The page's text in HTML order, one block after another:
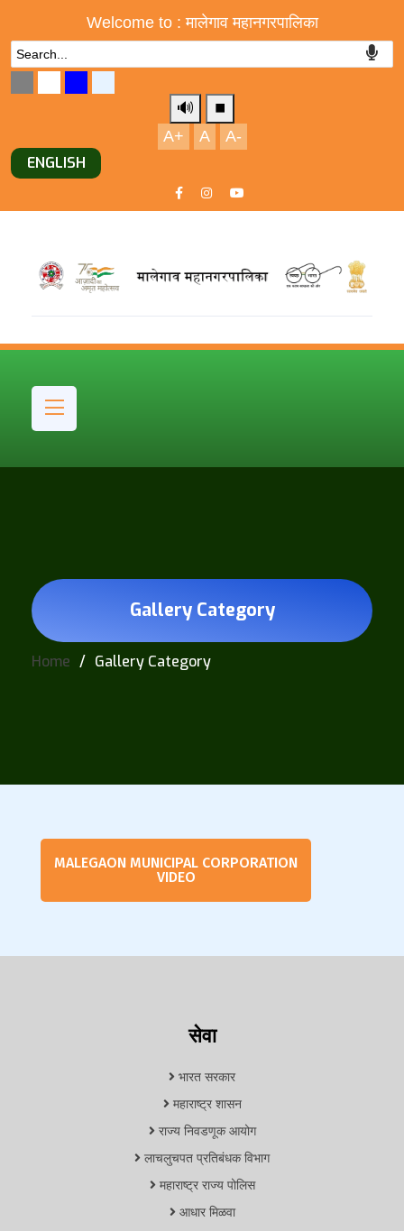
Welcome to : मालेगाव महानगरपालिका
🔊
⏹️
A+
A A-
ENGLISH
Gallery Category
Home Gallery Category
MALEGAON MUNICIPAL CORPORATION
VIDEO
सेवा
भारत सरकार
महाराष्ट्र शासन
राज्य निवडणूक आयोग
लाचलुचपत प्रतिबंधक विभाग
महाराष्ट्र राज्य पोलिस
आधार मिळवा